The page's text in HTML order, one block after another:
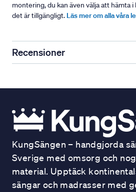
montering, du kan även välja att hämta
det är tillgängligt. Läs mer om alla våra
Recensioner
KungSängen – handgjorda
Sverige med omsorg och
material. Upptäck
sängar och madrasser med